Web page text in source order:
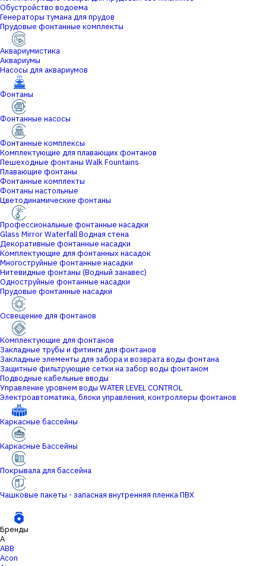
Обустройство водоема
Генераторы тумана для прудов
Прудовые фонтанные комплекты
Аквариумистика
Аквариумы
Насосы для аквариумов
Фонтаны
Фонтанные насосы
Фонтанные комплексы
Комплектующие для плавающих фонтанов
Пешеходные фонтаны Walk Fountains
Плавающие фонтаны
Фонтанные комплекты
Фонтаны настольные
Цветодинамические фонтаны
Профессиональные фонтанные насадки
Glass Mirror Waterfall Водная стена
Декоративные фонтанные насадки
Комплектующие для фонтанных насадок
Многоструйные фонтанные насадки
Нитевидные фонтаны (Водный занавес)
Одноструйные фонтанные насадки
Прудовые фонтанные насадки
Освещение для фонтанов
Комплектующие для фонтанов
Закладные трубы и фитинги для фонтанов
Закладные элементы для забора и возврата воды фонтана
Защитные фильтрующие сетки на забор воды фонтаном
Подводные кабельные вводы
Управление уровнем воды WATER LEVEL CONTROL
Электроавтоматика, блоки управления, контроллеры фонтанов
Каркасные бассейны
Каркасные Бассейны
Покрывала для бассейна
Чашковые пакеты - запасная внутренняя пленка ПВХ
Бренды
A
ABB
Acon